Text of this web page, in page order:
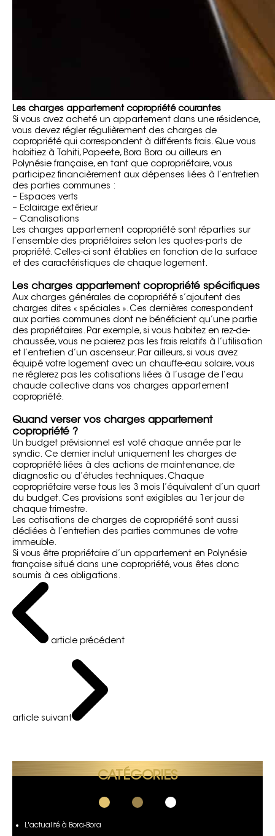
Les charges appartement copropriété courantes
Si vous avez acheté un appartement dans une résidence,
vous devez régler régulièrement des charges de
copropriété qui correspondent à différents frais. Que vous
habitiez à Tahiti, Papeete, Bora Bora ou ailleurs en
Polynésie française, en tant que copropriétaire, vous
participez financièrement aux dépenses liées à l’entretien
des parties communes :
– Espaces verts
– Eclairage extérieur
– Canalisations
Les charges appartement copropriété sont réparties sur
l’ensemble des propriétaires selon les quotes-parts de
propriété. Celles-ci sont établies enfonction de la surface
et des caractéristiques de chaque logement.
Les charges appartement copropriété spécifiques
Aux charges générales de copropriété s’ajoutent des
charges dites « spéciales ». Ces dernières correspondent
aux parties communes dont ne bénéficient qu’une partie
des propriétaires. Par exemple, si vous habitez en rez-de-
chaussée, vous ne paierez pas les frais relatifs à l’utilisation
et l’entretien d’un ascenseur. Par ailleurs, si vous avez
équipé votre logement avec un chauffe-eau solaire, vous
ne réglerez pas les cotisations liées à l’usage de l’eau
chaude collective dans vos charges appartement
copropriété.
Quand verser vos charges appartement
copropriété ?
Un budget prévisionnel est voté chaque année par le
syndic. Ce dernier inclut uniquement les charges de
copropriété liées à des actions de maintenance, de
diagnostic ou d’études techniques. Chaque
copropriétaire verse tous les 3 mois l’équivalent d’un quart
du budget. Ces provisions sont exigibles au 1er jour de
chaque trimestre.
Les cotisations de charges de copropriété sont aussi
dédiées à l’entretien des parties communes de votre
immeuble.
Si vous être propriétaire d’un appartement en Polynésie
française situé dans une copropriété, vous êtes donc
soumis à ces obligations.
article précédent
article suivant
CATÉGORIES
L'actualité à Bora-Bora